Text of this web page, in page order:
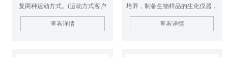
复两种运动方式。(运动方式客户
自选，圆周运动客户亦可定制反
向)
查看详情
培养，制备生物样品的生化仪器，
是植物、生物、微生物、遗传病
毒、医学、环保等科研、教育和生
查看详情